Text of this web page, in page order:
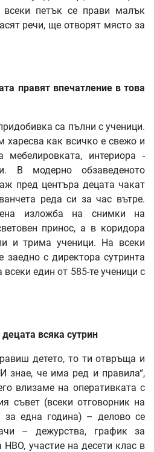
всеки петък се прави малък
речи, ще отворят място за
правят впечатление в това
са пълни с ученици.
харесва как всичко е свежо и
мебелировката, интериора -
В модерно обзаведеното
пред центъра децата чакат
реда си за час вътре.
изложба на снимки на
принос, а в коридора
и трима ученици. На всеки
заедно с директора сутринта
един от 585-те ученици с
децата всяка сутрин
детето, то ти отвръща и
знае, че има ред и правила“,
влизаме на оперативката с
съвет (всеки отговорник на
за една година) – делово се
– дежурства, график за
НВО, участие на десети клас в